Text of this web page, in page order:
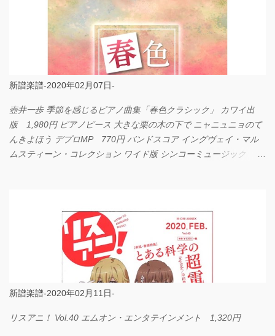
新譜楽譜-2020年02月07日-
壺井一歩 季節を感じるピアノ曲集「春色クラシック」 カワイ出
版 1,980円 ピアノピース 大きな栗の木の下で ニャニュニョのて
んきよほう デプロMP 770円 バンドスコア イングヴェイ・マル
ムスティーン・コレクション ワイド版 シンコーミュージック
新譜楽譜-2020年02月11日-
リスアニ！ Vol.40 エムオン・エンタテインメント 1,320円